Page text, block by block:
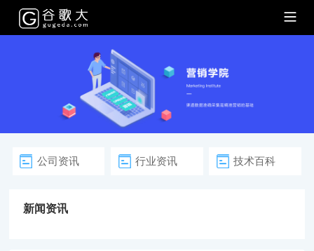
公司资讯 行业资讯 技术百科
新闻资讯